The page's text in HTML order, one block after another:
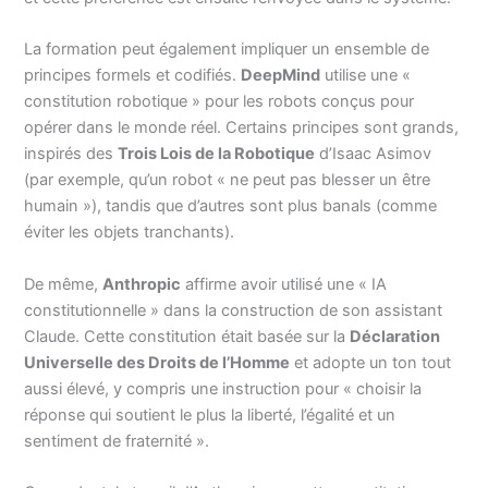
La formation peut également impliquer un ensemble de
principes formels et codifiés. DeepMind utilise une «
constitution robotique » pour les robots conçus pour
opérer dans le monde réel. Certains principes sont grands,
inspirés desTrois Lois de la Robotique d’Isaac Asimov
(par exemple, qu’un robot « ne peut pas blesser un être
humain »), tandis que d’autres sont plus banals (comme
éviter les objets tranchants).
De même, Anthropic affirme avoir utilisé une « IA
constitutionnelle » dans la construction de son assistant
Claude. Cette constitution était basée sur la Déclaration
Universelle des Droits de l’Homme et adopte un ton tout
aussi élevé, y compris une instruction pour « choisir la
réponse qui soutient le plus la liberté, l’égalité et un
sentiment de fraternité ».